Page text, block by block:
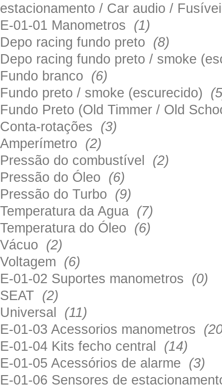
estacionamento / Car audio /
E-01-01 Manometros (1)
Depo racing fundo preto (8)
Depo racing fundo preto / smoke
Fundo branco (6)
Fundo preto / smoke (escurecido)
Fundo Preto (Old Timmer / Old
Conta-rotações (3)
Amperímetro (2)
Pressão do combustível (2)
Pressão do Óleo (6)
Pressão do Turbo (9)
Temperatura da Agua (7)
Temperatura do Óleo (6)
Vácuo (2)
Voltagem (6)
E-01-02 Suportes manometros (0)
SEAT (2)
Universal (11)
E-01-03 Acessorios manometros
E-01-04 Kits fecho central (14)
E-01-05 Acessórios de alarme (3)
E-01-06 Sensores de